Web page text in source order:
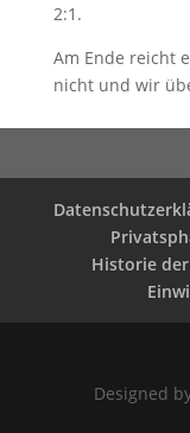
2:1.
Am Ende reicht
nicht und wir
Historie
Designed